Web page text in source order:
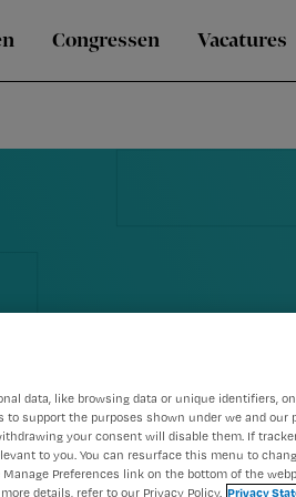
Congressen Vacatures
Boekenhoek
data, like browsing data or unique identifiers,
support the purposes shown under we and our
your consent will disable them. If
to you. You can resurface this menu to
Preferences link on the bottom of the
details, refer to our Privacy Policy. Privacy